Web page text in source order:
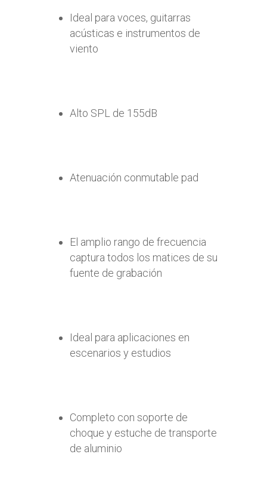
Ideal para voces, guitarras
acústicas e instrumentos de
viento
Alto SPL de 155dB
Atenuación conmutable pad
El amplio rango de frecuencia
captura todos los matices de su
fuente de grabación
Ideal para aplicaciones en
escenarios y estudios
Completo con soporte de
choque y estuche de transporte
de aluminio